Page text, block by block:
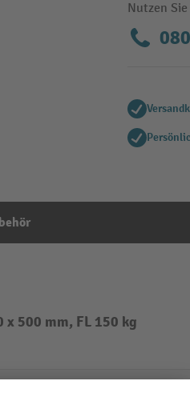
Nutzen
x 500 mm, FL 150 kg